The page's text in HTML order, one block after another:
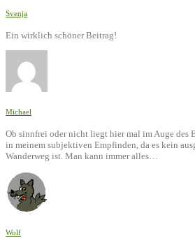
Svenja
Ein wirklich schöner Beitrag!
Michael
Ob sinnfrei oder nicht liegt hier mal im Auge des
in meinem subjektiven Empfinden, da es kein
Wanderweg ist. Man kann immer alles…
Wolf